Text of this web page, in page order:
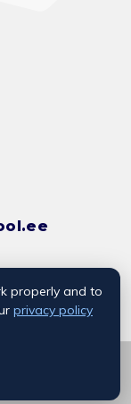
properly and to
privacy policy